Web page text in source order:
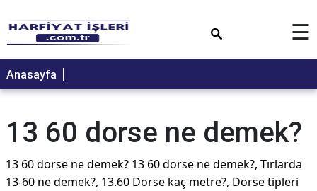
☰
Anasayfa
13 60 dorse ne demek?
13 60 dorse ne demek? 13 60 dorse ne demek?, Tırlarda
13-60 ne demek?, 13.60 Dorse kaç metre?, Dorse tipleri